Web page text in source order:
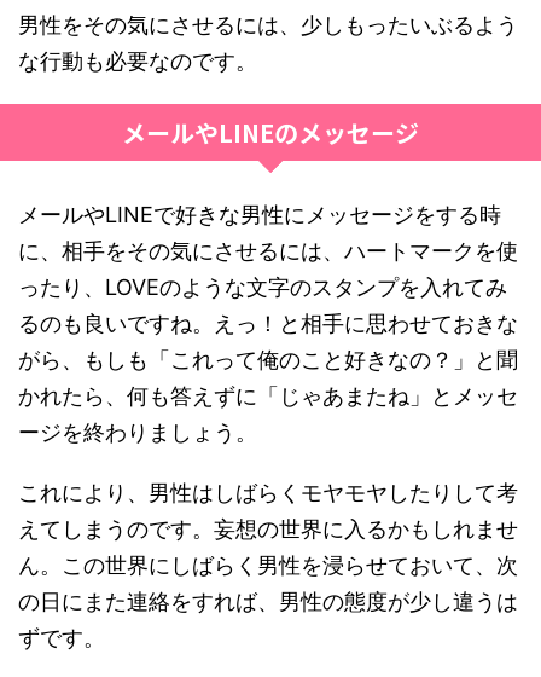
男性をその気にさせるには、少しもったいぶるよう
な行動も必要なのです。
メールやLINEのメッセージ
メールやLINEで好きな男性にメッセージをする時
に、相手をその気にさせるには、ハートマークを使
ったり、LOVEのような文字のスタンプを入れてみ
るのも良いですね。えっ！と相手に思わせておきな
がら、もしも「これって俺のこと好きなの？」と聞
かれたら、何も答えずに「じゃあまたね」とメッセ
ージを終わりましょう。
これにより、男性はしばらくモヤモヤしたりして考
えてしまうのです。妄想の世界に入るかもしれませ
ん。この世界にしばらく男性を浸らせておいて、次
の日にまた連絡をすれば、男性の態度が少し違うは
ずです。